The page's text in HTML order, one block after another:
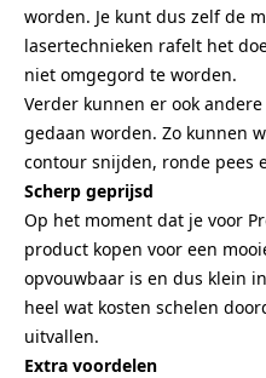
worden. Je kunt dus zelf de
lasertechnieken rafelt het
niet omgegord te worden.
Verder kunnen er ook
gedaan worden. Zo kunnen
contour snijden, ronde pees
Scherp geprijsd
Op het moment dat je voor
product kopen voor een
opvouwbaar is en dus klein
heel wat kosten schelen
uitvallen.
Extra voordelen